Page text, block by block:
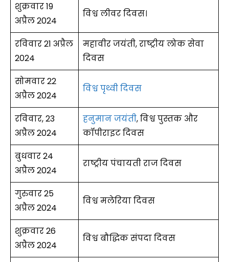
शुक्रवार 19
अप्रैल 2024
विश्व लीवर दिवस।
रविवार 21 अप्रैल
2024
महावीर जयंती, राष्ट्रीय लोक सेवा
दिवस
सोमवार 22
अप्रैल 2024
विश्व पृथ्वी दिवस
रविवार, 23
अप्रैल 2024
हनुमान जयंती, विश्व पुस्तक और
कॉपीराइट दिवस
बुधवार 24
अप्रैल 2024
राष्ट्रीय पंचायती राज दिवस
गुरुवार 25
अप्रैल 2024
विश्व मलेरिया दिवस
शुक्रवार 26
अप्रैल 2024
विश्व बौद्धिक संपदा दिवस